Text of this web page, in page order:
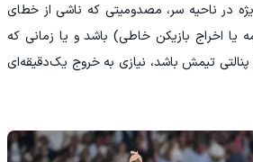
در ناحیه سر، مصدومیتی که ناشی از خطای
اخراج بازیکن خاطی) باشد و یا زمانی که
تیمش باشد، نیازی به خروج یک‌دقیقه‌ای